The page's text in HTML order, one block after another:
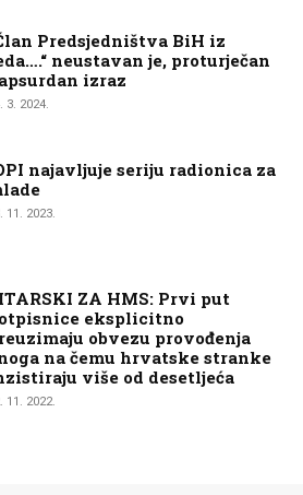
Predsjedništva BiH iz
neustavan je, proturječan
izraz
3. 2024.
najavljuje seriju radionica za
11. 2023.
ZA HMS: Prvi put
eksplicitno
obvezu provođenja
na čemu hrvatske stranke
više od desetljeća
11. 2022.